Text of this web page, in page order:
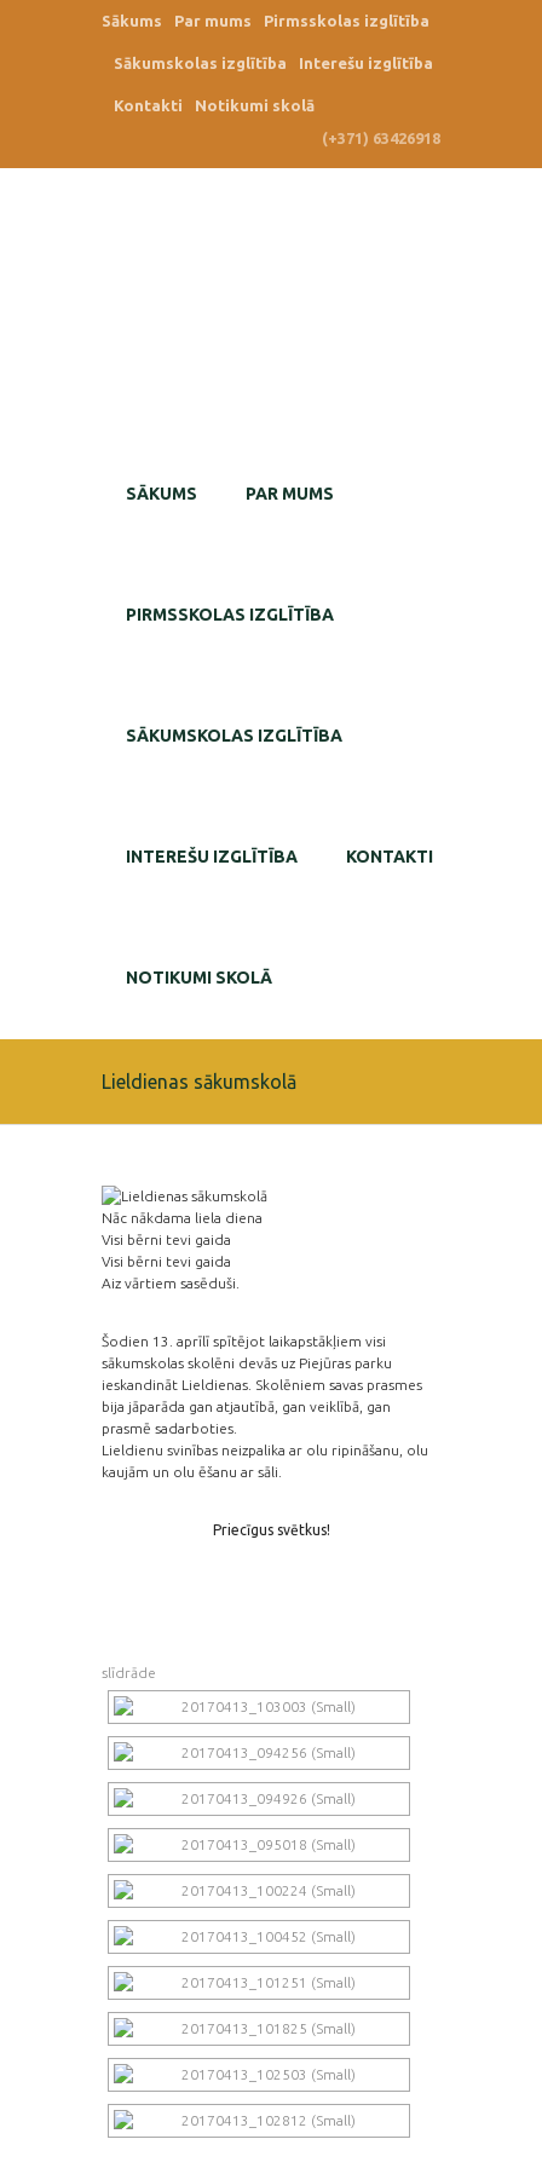
Sākums Par mums Pirmsskolas izglītība
Sākumskolas izglītība Interešu izglītība
Kontakti
Notikumi skolā
(+371) 63426918
SĀKUMS PAR MUMS
PIRMSSKOLAS IZGLĪTĪBA
SĀKUMSKOLAS IZGLĪTĪBA
INTEREŠU IZGLĪTĪBA KONTAKTI
NOTIKUMI SKOLĀ
Lieldienas sākumskolā
Nāc nākdama liela diena
Visi bērni tevi gaida
Visi bērni tevi gaida
Aiz vārtiem sasēduši.
Šodien 13. aprīlī spītējot laikapstākļiem visi
sākumskolas skolēni devās uz Piejūras parku
ieskandināt Lieldienas. Skolēniem savas prasmes
bija jāparāda gan atjautībā, gan veiklībā, gan
prasmē sadarboties.
Lieldienu svinības neizpalika ar olu ripināšanu, olu
kaujām un olu ēšanu ar sāli.
Priecīgus svētkus!
slīdrāde